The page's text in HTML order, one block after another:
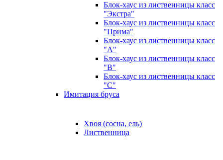
Блок-хаус из лиственницы класс
"Экстра"
Блок-хаус из лиственницы класс
"Прима"
Блок-хаус из лиственницы класс
"А"
Блок-хаус из лиственницы класс
"B"
Блок-хаус из лиственницы класс
"C"
Имитация бруса
Хвоя (сосна, ель)
Лиственница